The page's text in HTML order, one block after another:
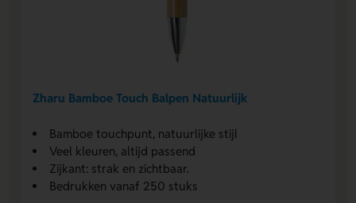
Zharu Bamboe Touch Balpen Natuurlijk
Bamboe touchpunt, natuurlijke stijl
Veel kleuren, altijd passend
Zijkant: strak en zichtbaar.
Bedrukken vanaf 250 stuks